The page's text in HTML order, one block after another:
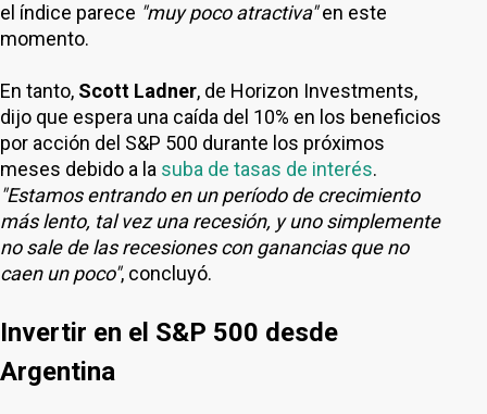
el índice parece "muy poco atractiva"en este
momento.
En tanto, Scott Ladner, de Horizon Investments,
dijo que espera una caída del 10% en los beneficios
por acción del S&P 500 durante los próximos
meses debido a la suba de tasas de interés.
"Estamos entrando en un período de crecimiento
más lento, tal vez una recesión, y uno simplemente
no sale de las recesiones con ganancias que no
caen un poco", concluyó.
Invertir en el S&P 500 desde
Argentina